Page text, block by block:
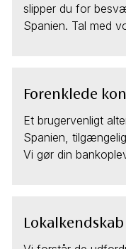
slipper du for
Spanien. Tal med
Forenklede
Et brugervenligt
Spanien,
Vi gør din
Lokalkendskab